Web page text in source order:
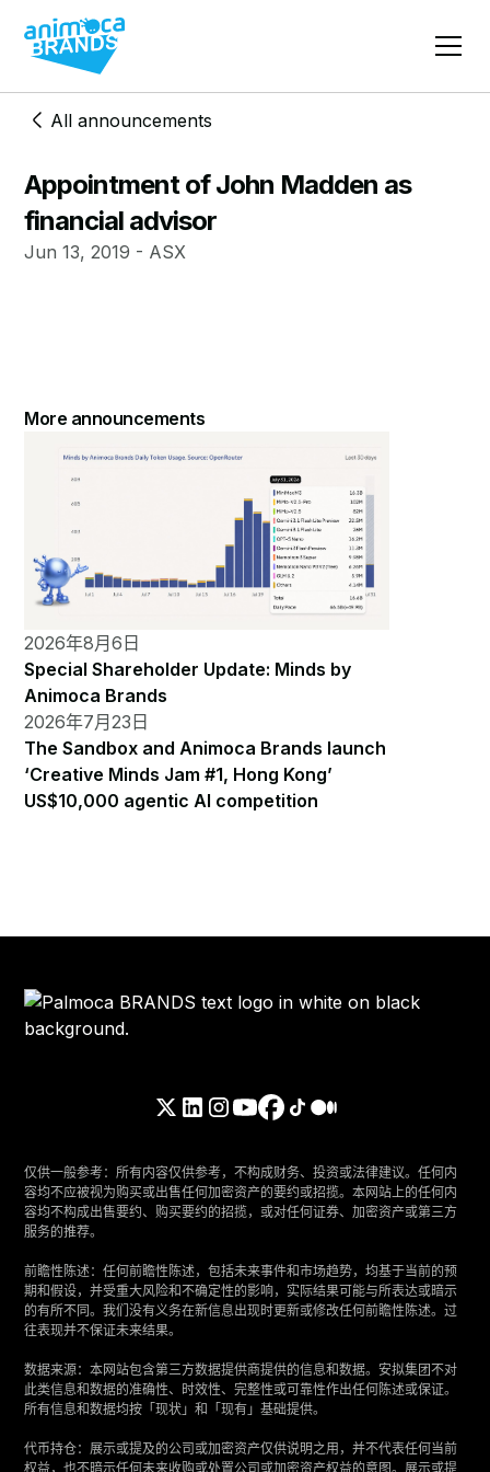
All announcements
Appointment of John Madden as
financial advisor
Jun 13, 2019 - ASX
More announcements
2026年8月6日
Special Shareholder Update: Minds by
Animoca Brands
2026年7月23日
The Sandbox and Animoca Brands launch
‘Creative Minds Jam #1, Hong Kong’
US$10,000 agentic AI competition
仅供一般参考：所有内容仅供参考，不构成财务、投资或法律建议。任何内
容均不应被视为购买或出售任何加密资产的要约或招揽。本网站上的任何内
容均不构成出售要约、购买要约的招揽，或对任何证券、加密资产或第三方
服务的推荐。
‍前瞻性陈述：任何前瞻性陈述，包括未来事件和市场趋势，均基于当前的预
期和假设，并受重大风险和不确定性的影响，实际结果可能与所表达或暗示
的有所不同。我们没有义务在新信息出现时更新或修改任何前瞻性陈述。过
往表现并不保证未来结果。
‍数据来源：本网站包含第三方数据提供商提供的信息和数据。安拟集团不对
此类信息和数据的准确性、时效性、完整性或可靠性作出任何陈述或保证。
所有信息和数据均按「现状」和「现有」基础提供。
‍代币持仓：展示或提及的公司或加密资产仅供说明之用，并不代表任何当前
权益，也不暗示任何未来收购或处置公司或加密资产权益的意图。展示或提